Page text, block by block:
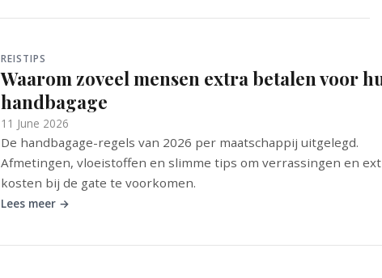
REISTIPS
Waarom zoveel mensen extra betalen voor
handbagage
11 June 2026
De handbagage-regels van 2026 per maatschappij uitgelegd.
Afmetingen, vloeistoffen en slimme tips om verrassingen en
kosten bij de gate te voorkomen.
Lees meer →